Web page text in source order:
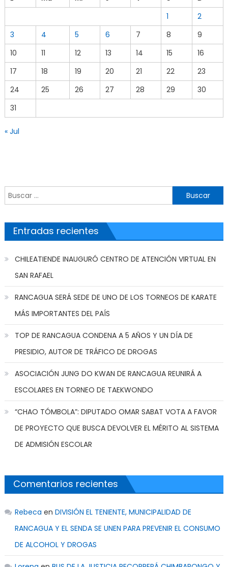
1
2
3
4 5 6 7 8
9
10
11 12 13 14 15
16
17
18 19 20 21 22
23
24
25 26 27 28 29
30
31
« Jul
Buscar por:
Entradas recientes
CHILEATIENDE INAUGURÓ CENTRO DE ATENCIÓN VIRTUAL EN
SAN RAFAEL
RANCAGUA SERÁ SEDE DE UNO DE LOS TORNEOS DE KARATE
MÁS IMPORTANTES DEL PAÍS
TOP DE RANCAGUA CONDENA A 5 AÑOS Y UN DÍA DE
PRESIDIO, AUTOR DE TRÁFICO DE DROGAS
ASOCIACIÓN JUNG DO KWAN DE RANCAGUA REUNIRÁ A
ESCOLARES EN TORNEO DE TAEKWONDO
“CHAO TÓMBOLA”: DIPUTADO OMAR SABAT VOTA A FAVOR
DE PROYECTO QUE BUSCA DEVOLVER EL MÉRITO AL SISTEMA
DE ADMISIÓN ESCOLAR
Comentarios recientes
Rebeca en DIVISIÓN EL TENIENTE, MUNICIPALIDAD DE
RANCAGUA Y EL SENDA SE UNEN PARA PREVENIR EL CONSUMO
DE ALCOHOL Y DROGAS